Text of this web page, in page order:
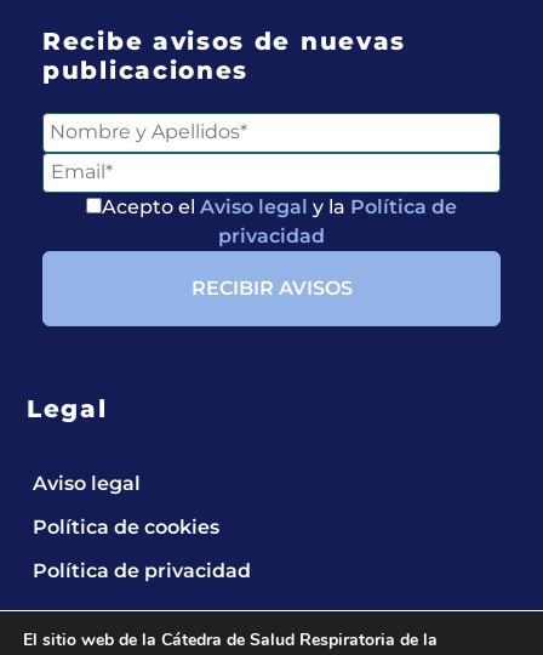
Recibe avisos de nuevas
publicaciones
Acepto el Aviso legal y la Política de
privacidad
Legal
Aviso legal
Política de cookies
Política de privacidad
El sitio web de la Cátedra de Salud Respiratoria de la